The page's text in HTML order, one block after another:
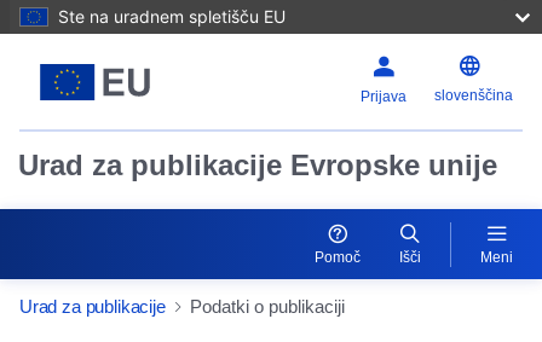
Ste na uradnem spletišču EU
Prijava slovenščina
Urad za publikacije Evropske unije
Pomoč Išči Meni
Urad za publikacije Podatki o publikaciji